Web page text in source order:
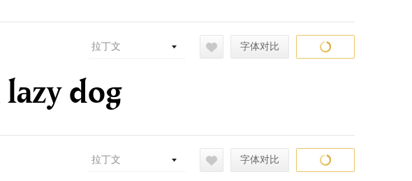
字体对比
拉丁文
dog
字体对比
拉丁文